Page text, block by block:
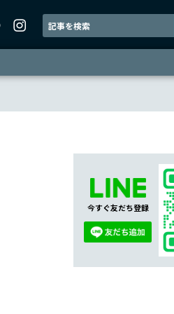
今すぐ友だち登録